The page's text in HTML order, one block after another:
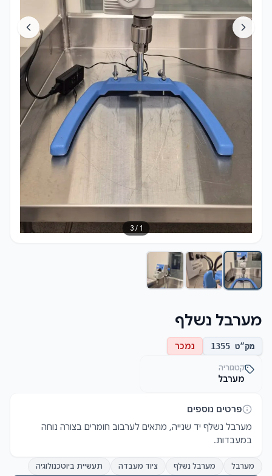
1
/
3
מערבל נשלף
מק״ט 1355 נמכר
קטגוריה
מערבל
פרטים נוספים
במעבדות.
מערבל מערבל נשלף ציוד מעבדה תעשיית ביוטכנולוגיה